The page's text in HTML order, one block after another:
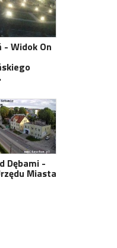
- Widok On
Dębami -
Miasta